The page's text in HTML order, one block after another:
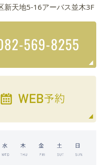
新天地5-16アーバス並木3F